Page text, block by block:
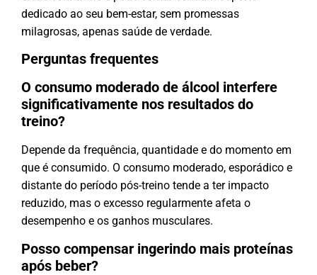
dedicado ao seu bem-estar, sem promessas
milagrosas, apenas saúde de verdade.
Perguntas frequentes
O consumo moderado de álcool interfere
significativamente nos resultados do
treino?
Depende da frequência, quantidade e do momento em
que é consumido. O consumo moderado, esporádico e
distante do período pós-treino tende a ter impacto
reduzido, mas o excesso regularmente afeta o
desempenho e os ganhos musculares.
Posso compensar ingerindo mais proteínas
após beber?